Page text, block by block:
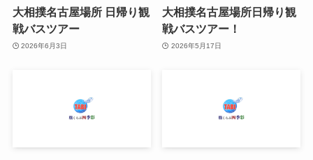
大相撲名古屋場所 日帰り観
戦バスツアー
2026年6月3日
大相撲名古屋場所日帰り観
戦バスツアー！
2026年5月17日